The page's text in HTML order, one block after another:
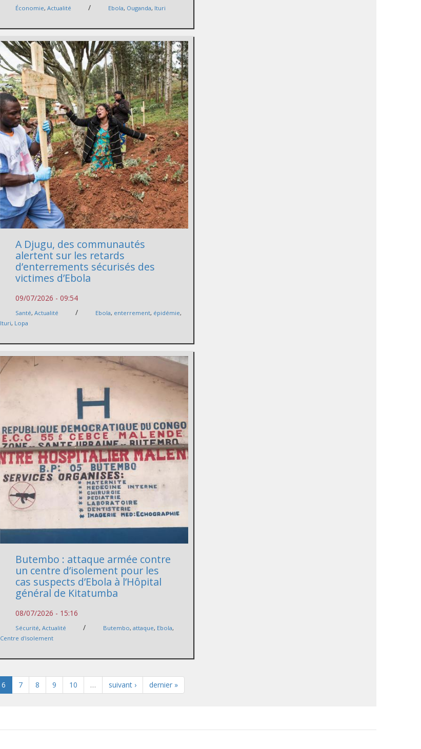
Économie,Actualité / Ebola, Ouganda, Ituri
A Djugu, des communautés
alertent sur les retards
d’enterrements sécurisés des
victimes d’Ebola
09/07/2026 - 09:54
Santé,Actualité / Ebola, enterrement, épidémie,
Ituri, Lopa
Butembo : attaque armée contre
un centre d’isolement pour les
cas suspects d’Ebola à l’Hôpital
général de Kitatumba
08/07/2026 - 15:16
Sécurité,Actualité / Butembo,attaque, Ebola,
Centre d'isolement
6 7 8 9 10 … suivant › dernier »